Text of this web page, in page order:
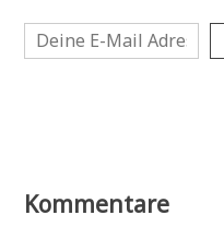
Kommentare